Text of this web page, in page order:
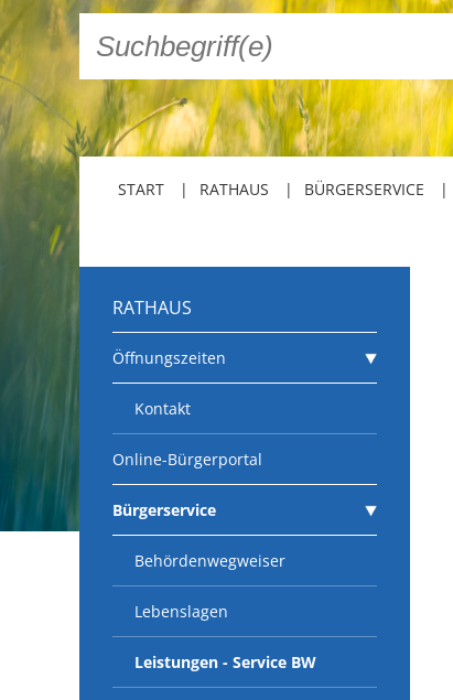
START RATHAUS BÜRGERSERVICE
RATHAUS
Öffnungszeiten
Kontakt
Online-Bürgerportal
Bürgerservice
Behördenwegweiser
Lebenslagen
Leistungen - Service BW